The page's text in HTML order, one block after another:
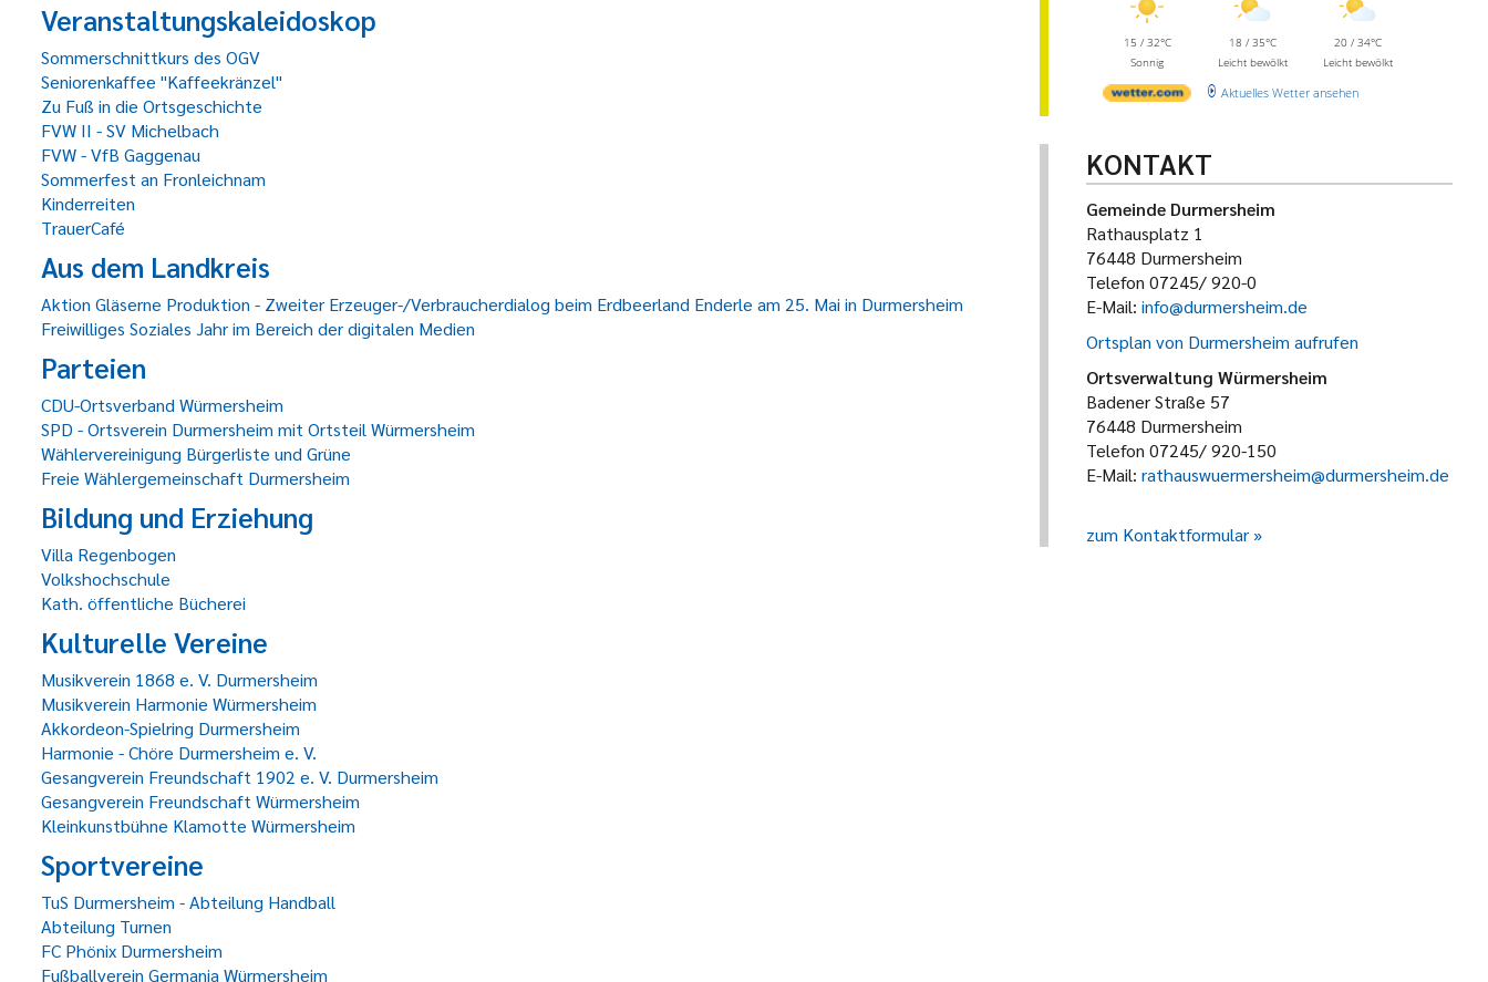
Veranstaltungskaleidoskop
Sommerschnittkurs des OGV
Seniorenkaffee "Kaffeekränzel"
Zu Fuß in die Ortsgeschichte
FVW II - SV Michelbach
FVW - VfB Gaggenau
Sommerfest an Fronleichnam
Kinderreiten
TrauerCafé
Aus dem Landkreis
Aktion Gläserne Produktion - Zweiter Erzeuger-/Verbraucherdialog beim Erdbeerland Enderle am 25. Mai in Durmersheim
Freiwilliges Soziales Jahr im Bereich der digitalen Medien
Parteien
CDU-Ortsverband Würmersheim
SPD - Ortsverein Durmersheim mit Ortsteil Würmersheim
Wählervereinigung Bürgerliste und Grüne
Freie Wählergemeinschaft Durmersheim
Bildung und Erziehung
Villa Regenbogen
Volkshochschule
Kath. öffentliche Bücherei
Kulturelle Vereine
Musikverein 1868 e. V. Durmersheim
Musikverein Harmonie Würmersheim
Akkordeon-Spielring Durmersheim
Harmonie - Chöre Durmersheim e. V.
Gesangverein Freundschaft 1902 e. V. Durmersheim
Gesangverein Freundschaft Würmersheim
Kleinkunstbühne Klamotte Würmersheim
Sportvereine
TuS Durmersheim - Abteilung Handball
Abteilung Turnen
FC Phönix Durmersheim
Fußballverein Germania Würmersheim
15 / 32°C
Sonnig
18 / 35°C
Leicht bewölkt
20 / 34°C
Leicht bewölkt
Aktuelles Wetter ansehen
KONTAKT
Gemeinde Durmersheim
Rathausplatz 1
76448 Durmersheim
Telefon 07245/ 920-0
E-Mail: info@durmersheim.de
Ortsplan von Durmersheim aufrufen
Ortsverwaltung Würmersheim
Badener Straße 57
76448 Durmersheim
Telefon 07245/ 920-150
E-Mail: rathauswuermersheim@durmersheim.de
zum Kontaktformular